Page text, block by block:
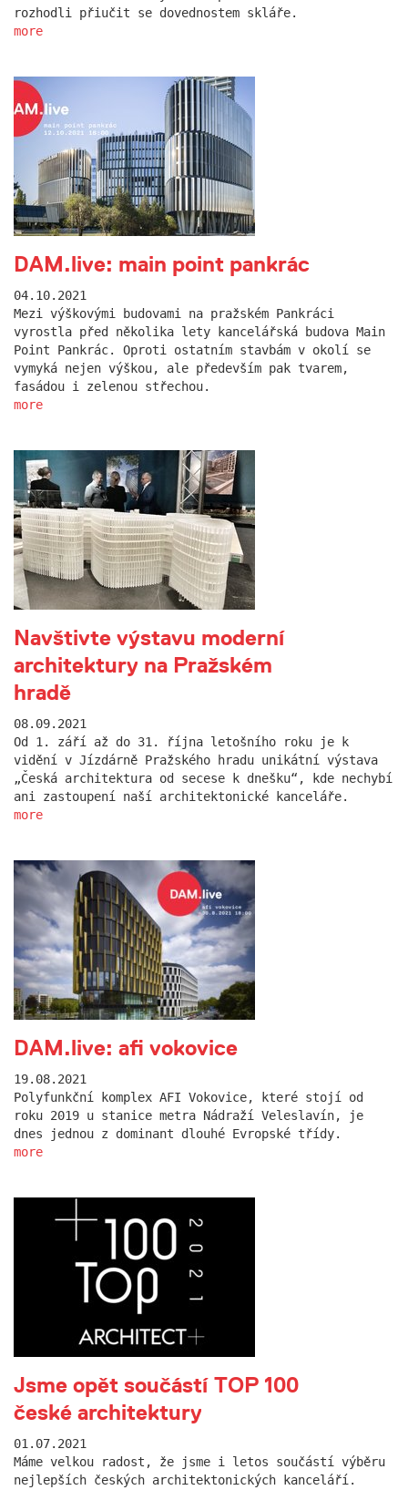
rozhodli přiučit se dovednostem skláře.
more
DAM.live: main point pankrác
04.10.2021
Mezi výškovými budovami na pražském Pankráci
vyrostla před několika lety kancelářská budova Main
Point Pankrác. Oproti ostatním stavbám v okolí se
vymyká nejen výškou, ale především pak tvarem,
fasádou i zelenou střechou.
more
Navštivte výstavu moderní
architektury na Pražském
hradě
08.09.2021
Od 1. září až do 31. října letošního roku je k
vidění v Jízdárně Pražského hradu unikátní výstava
„Česká architektura od secese k dnešku“, kde nechybí
ani zastoupení naší architektonické kanceláře.
more
DAM.live: afi vokovice
19.08.2021
Polyfunkční komplex AFI Vokovice, které stojí od
roku 2019 u stanice metra Nádraží Veleslavín, je
dnes jednou z dominant dlouhé Evropské třídy.
more
Jsme opět součástí TOP 100
české architektury
01.07.2021
Máme velkou radost, že jsme i letos součástí výběru
nejlepších českých architektonických kanceláří.